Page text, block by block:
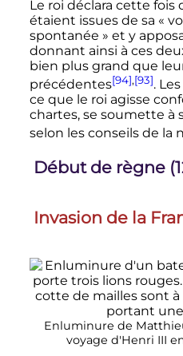
Le roi déclara cette fois
étaient issues de sa «
spontanée » et y
donnant ainsi à ces
bien plus grand que
précédentes[94],[93].
ce que le roi agisse
chartes, se soumette à
selon les conseils de la
Début de règne
Invasion de la
Enluminure de
voyage d'Henri III